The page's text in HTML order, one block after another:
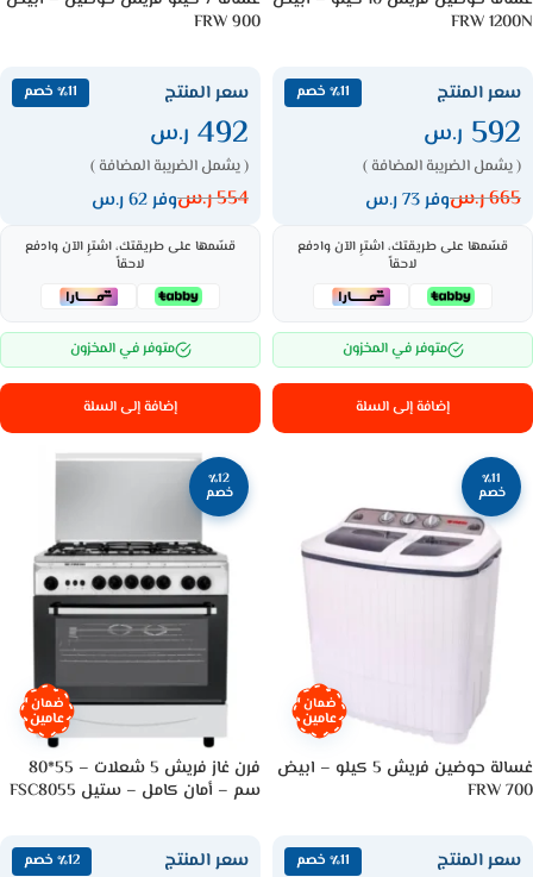
FRW 1200N
سعر المنتج ٪11 خصم
592 ر.س
( يشمل الضريبة المضافة )
665ر.سوفر 73 ر.س
قسّمها على طريقتك، اشترِ الآن وادفع
لاحقاً
متوفر في المخزون
إضافة إلى السلة
FRW 900
سعر المنتج ٪11 خصم
492 ر.س
( يشمل الضريبة المضافة )
554ر.سوفر 62 ر.س
قسّمها على طريقتك، اشترِ الآن وادفع
لاحقاً
متوفر في المخزون
إضافة إلى السلة
٪11
خصم
ضمان
عامين
غسالة حوضين فريش 5 كيلو – ابيض
FRW 700
سعر المنتج ٪11 خصم
٪12
خصم
ضمان
عامين
فرن غاز فريش 5 شعلات – 55*80
سم – أمان كامل – ستيل FSC8055
سعر المنتج ٪12 خصم